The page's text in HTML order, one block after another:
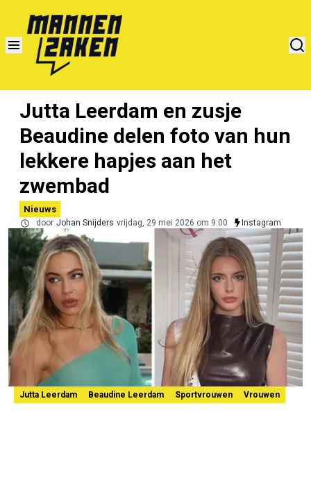
Jutta Leerdam en zusje
Beaudine delen foto van hun
lekkere hapjes aan het
zwembad
Nieuws
door Johan Snijders vrijdag, 29 mei 2026 om 9:00 Instagram
Jutta Leerdam Beaudine Leerdam Sportvrouwen Vrouwen